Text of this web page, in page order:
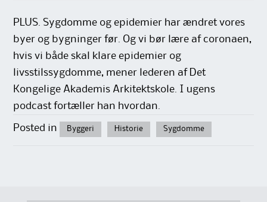
PLUS. Sygdomme og epidemier har ændret vores
byer og bygninger før. Og vi bør lære af coronaen,
hvis vi både skal klare epidemier og
livsstilssygdomme, mener lederen af Det
Kongelige Akademis Arkitektskole. I ugens
podcast fortæller han hvordan.
Posted in Byggeri Historie Sygdomme